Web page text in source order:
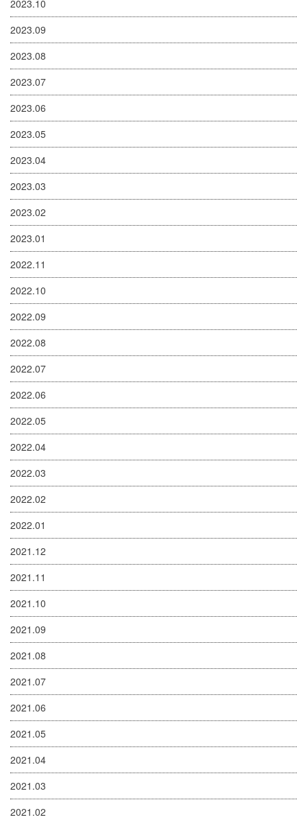
2023.10
2023.09
2023.08
2023.07
2023.06
2023.05
2023.04
2023.03
2023.02
2023.01
2022.11
2022.10
2022.09
2022.08
2022.07
2022.06
2022.05
2022.04
2022.03
2022.02
2022.01
2021.12
2021.11
2021.10
2021.09
2021.08
2021.07
2021.06
2021.05
2021.04
2021.03
2021.02